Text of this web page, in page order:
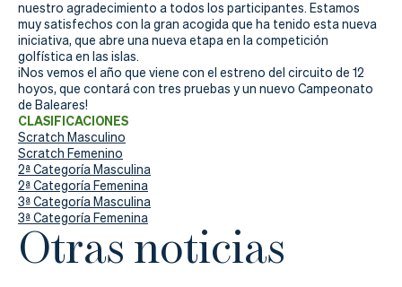
nuestro agradecimiento a todos los participantes. Estamos
muy satisfechos con la gran acogida que ha tenido esta nueva
iniciativa, que abre una nueva etapa en la competición
golfística en las islas.
¡Nos vemos el año que viene con el estreno del circuito de 12
hoyos, que contará con tres pruebas y un nuevo Campeonato
de Baleares!
CLASIFICACIONES
Scratch Masculino
Scratch Femenino
2ª Categoría Masculina
2ª Categoría Femenina
3ª Categoría Masculina
3ª Categoría Femenina
Otras noticias